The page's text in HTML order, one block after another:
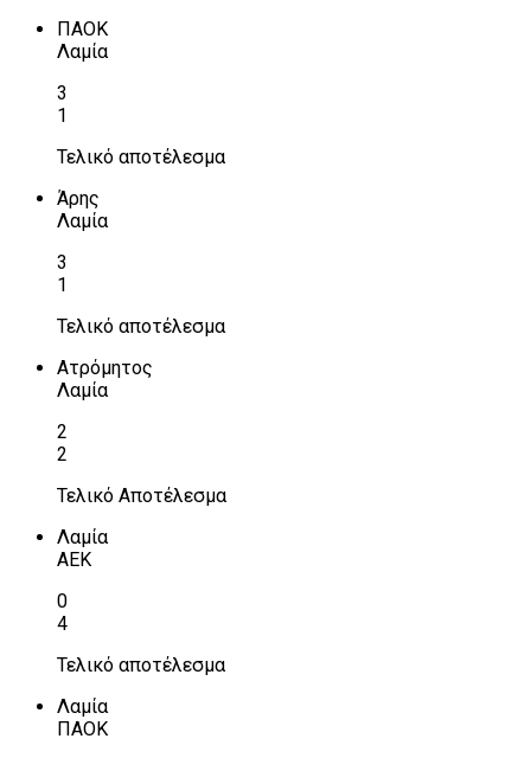
ΠΑΟΚ
Λαμία
3
1
Τελικό αποτέλεσμα
Άρης
Λαμία
3
1
Τελικό αποτέλεσμα
Ατρόμητος
Λαμία
2
2
Τελικό Αποτέλεσμα
Λαμία
ΑΕΚ
0
4
Τελικό αποτέλεσμα
Λαμία
ΠΑΟΚ